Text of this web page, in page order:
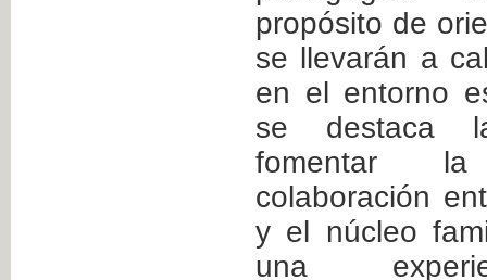
propósito de
se llevarán a
en el entorno
se destaca
fomentar
colaboración
y el núcleo
una